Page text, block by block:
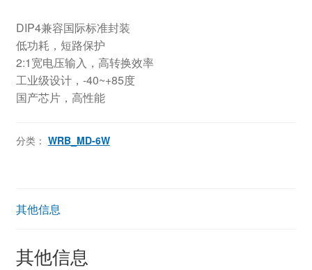
DIP4兼容国际标准封装
低功耗，短路保护
2:1宽电压输入，高转换效率
工业级设计，-40~+85度
国产芯片，高性能
分类： WRB_MD-6W
其他信息
其他信息